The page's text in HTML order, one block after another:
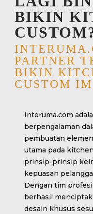
BIKIN
PARTNER
BIKIN
CUSTOM
Interuma.com
berpengalaman
pembuatan
utama pada
prinsip-prinsip
kepuasan
Dengan tim
berhasil
desain khusus